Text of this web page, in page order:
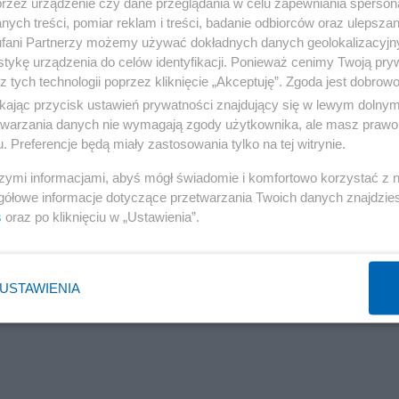
z tym w Izraelu trwają gwałtowne protesty.
wzmocni parlament i rząd oraz zapewni
przed wyjazdem do Niemiec, a w Berlinie odrzucił
Reklama
Dodał, że „niezawisłe sądownictwo nie jest
co konieczne, aby ten brak równowagi skorygować.
Kompromisową propozycję prezydenta określił jako
treści, pomiar reklam i treści, badanie odbiorców oraz
Partnerzy możemy używać dokładnych danych
urządzenia do celów identyfikacji. Ponieważ cenimy Twoją
tych technologii poprzez kliknięcie „Akceptuję”. Zgoda jest
przycisk ustawień prywatności znajdujący się w lewym
danych nie wymagają zgody użytkownika, ale masz
Preferencje będą miały zastosowania tylko na tej witrynie.
informacjami, abyś mógł świadomie i komfortowo korzystać z
informacje dotyczące przetwarzania Twoich danych
oraz po kliknięciu w „Ustawienia”.
USTAWIENIA